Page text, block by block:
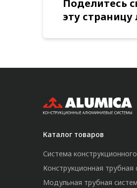
Поделитесь
эту
Каталог товаров
Система
Конструкционная трубная
Модульная трубная